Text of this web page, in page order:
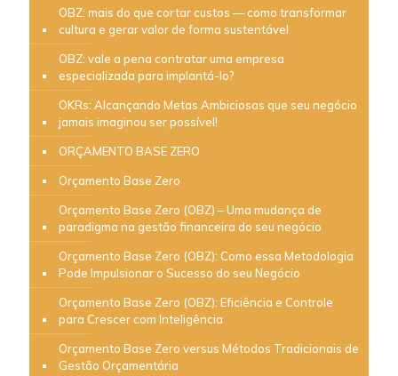
OBZ: mais do que cortar custos — como transformar
cultura e gerar valor de forma sustentável
OBZ: vale a pena contratar uma empresa
especializada para implantá-lo?
OKRs: Alcançando Metas Ambiciosas que seu negócio
jamais imaginou ser possível!
ORÇAMENTO BASE ZERO
Orçamento Base Zero
Orçamento Base Zero (OBZ) – Uma mudança de
paradigma na gestão financeira do seu negócio
Orçamento Base Zero (OBZ): Como essa Metodologia
Pode Impulsionar o Sucesso do seu Negócio
Orçamento Base Zero (OBZ): Eficiência e Controle
para Crescer com Inteligência
Orçamento Base Zero versus Métodos Tradicionais de
Gestão Orçamentária